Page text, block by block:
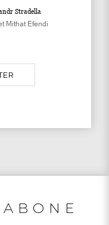
Stradella
Mithat Efendi